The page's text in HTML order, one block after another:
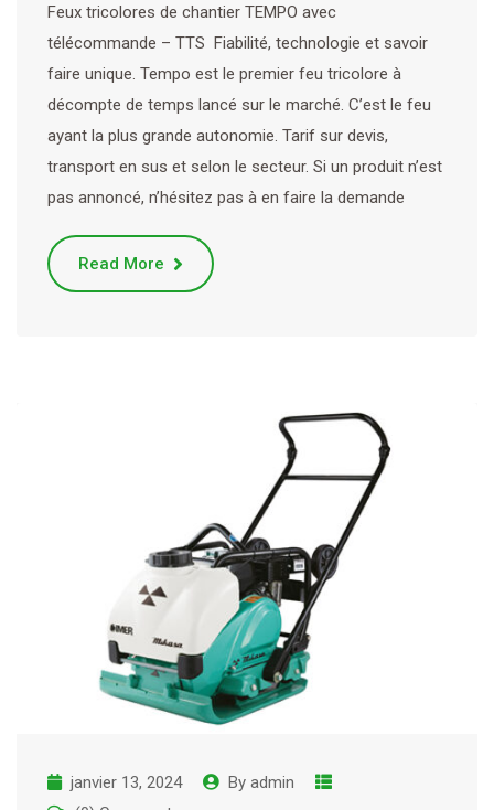
Feux tricolores de chantier TEMPO avec
télécommande – TTS Fiabilité, technologie et savoir
faire unique. Tempo est le premier feu tricolore à
décompte de temps lancé sur le marché. C’est le feu
ayant la plus grande autonomie. Tarif sur devis,
transport en sus et selon le secteur. Si un produit n’est
pas annoncé, n’hésitez pas à en faire la demande
Read More
janvier 13, 2024 By admin